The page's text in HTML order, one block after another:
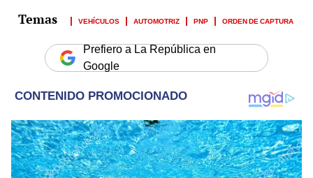
VEHÍCULOS AUTOMOTRIZ PNP ORDEN DE CAPTURA
Prefiero a La República en
Google